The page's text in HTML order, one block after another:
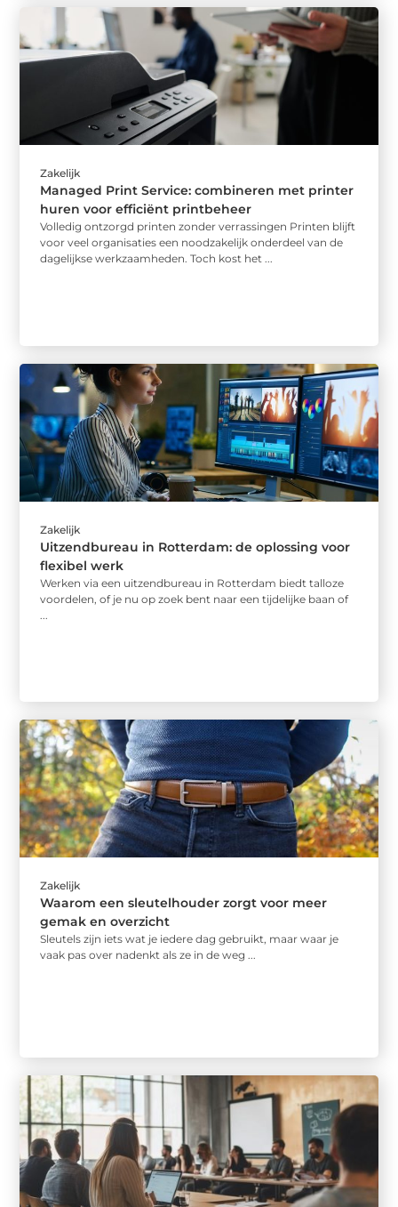
Zakelijk
Managed Print Service: combineren met printer
huren voor efficiënt printbeheer
Volledig ontzorgd printen zonder verrassingen Printen blijft
voor veel organisaties een noodzakelijk onderdeel van de
dagelijkse werkzaamheden. Toch kost het ...
Zakelijk
Uitzendbureau in Rotterdam: de oplossing voor
flexibel werk
Werken via een uitzendbureau in Rotterdam biedt talloze
voordelen, of je nu op zoek bent naar een tijdelijke baan of
Zakelijk
Waarom een sleutelhouder zorgt voor meer
gemak en overzicht
Sleutels zijn iets wat je iedere dag gebruikt, maar waar je
vaak pas over nadenkt als ze in de weg ...